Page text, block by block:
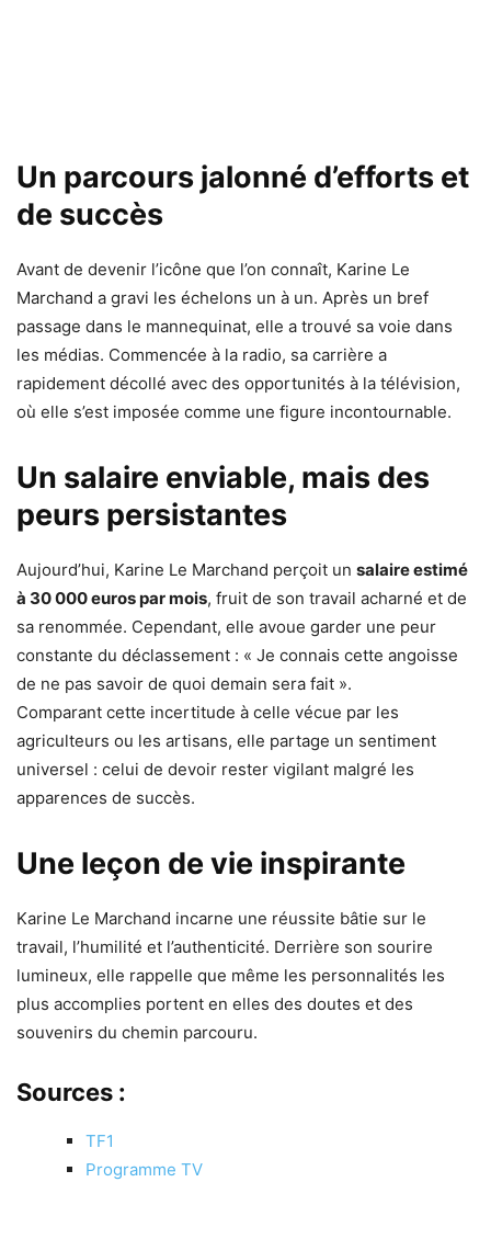
Un parcours jalonné d’efforts et
de succès
Avant de devenir l’icône que l’on connaît, Karine Le
Marchand a gravi les échelons un à un. Après un bref
passage dans le mannequinat, elle a trouvé sa voie dans
les médias. Commencée à la radio, sa carrière a
rapidement décollé avec des opportunités à la télévision,
où elle s’est imposée comme une figure incontournable.
Un salaire enviable, mais des
peurs persistantes
Aujourd’hui, Karine Le Marchand perçoit un salaire estimé
à 30 000 euros par mois, fruit de son travail acharné et de
sa renommée. Cependant, elle avoue garder une peur
constante du déclassement : « Je connais cette angoisse
de ne pas savoir de quoi demain sera fait ».
Comparant cette incertitude à celle vécue par les
agriculteurs ou les artisans, elle partage un sentiment
universel : celui de devoir rester vigilant malgré les
apparences de succès.
Une leçon de vie inspirante
Karine Le Marchand incarne une réussite bâtie sur le
travail, l’humilité et l’authenticité. Derrière son sourire
lumineux, elle rappelle que même les personnalités les
plus accomplies portent en elles des doutes et des
souvenirs du chemin parcouru.
Sources :
TF1
Programme TV